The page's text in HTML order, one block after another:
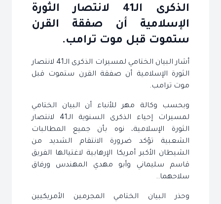
الذكرى الـ41 لانتصار الثورة
الإسلامية أن صفقة القرن
ستموت قبل موت ترامب.
أشار البيان الختامي لمسيرات الذكرى الـ41 لانتصار
الثورة الإسلامية أن صفقة القرن ستموت قبل
موت ترامب.
وبحسب وكالة مهر للأنباء أن البيان الختامي
لمسيرات إحياء الذكرى السنوية الـ41 لانتصار
الثورة الإسلامية، نوه بأن جميع المطالبات
الشعبية تؤكد ضرورة الانتقام الشديد من
الشيطان الأكبر أمريكا الإرهابية لاغتيالها الفريق
قاسم سليماني وأبو مهدي المهندس ورفاق
سلاحهما..
وحذر البيان الختامي المجرمين الأمريكيين